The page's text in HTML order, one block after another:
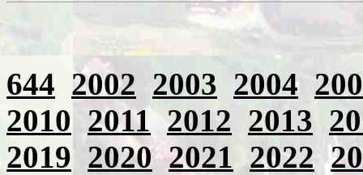
644 2002 2003 2004
2010 2011 2012 2013
2019 2020 2021 2022